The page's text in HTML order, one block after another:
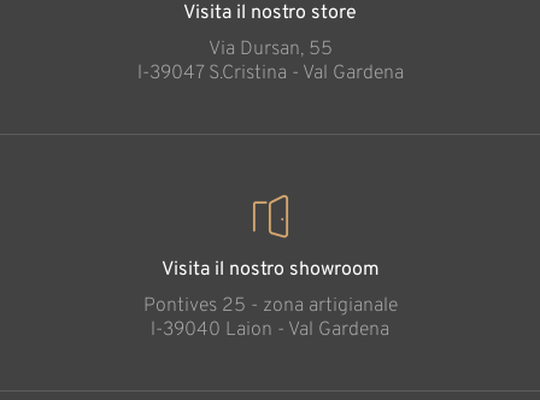
Visita il nostro store
Via Dursan, 55
l-39047 S.Cristina - Val Gardena
Visita il nostro showroom
Pontives 25 - zona artigianale
l-39040 Laion - Val Gardena